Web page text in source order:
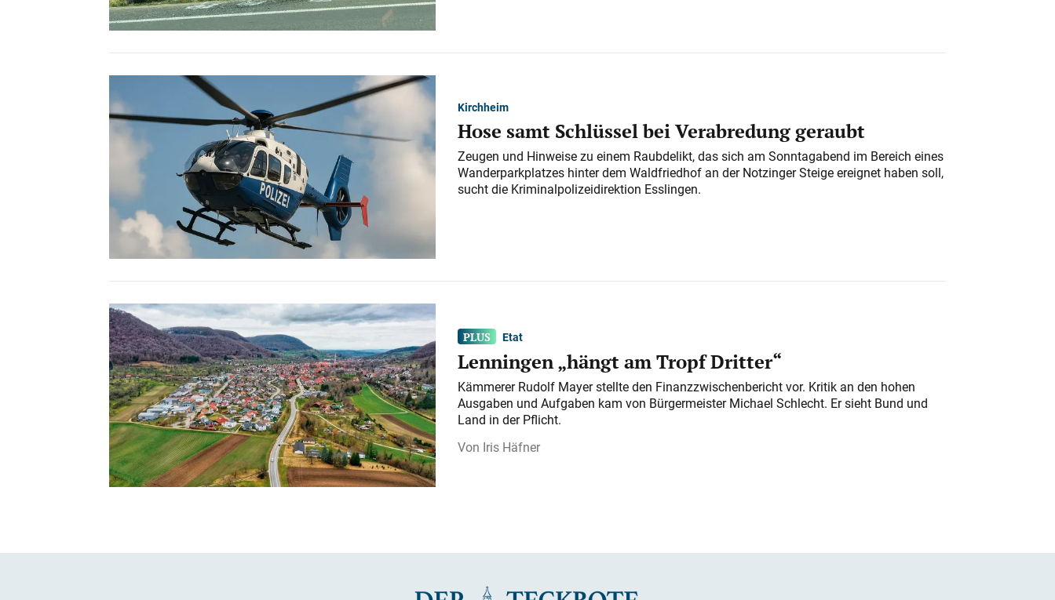
Kirchheim
Hose samt Schlüssel bei Verabredung geraubt
Zeugen und Hinweise zu einem Raubdelikt, das sich am Sonntagabend im Bereich eines
Wanderparkplatzes hinter dem Waldfriedhof an der Notzinger Steige ereignet haben soll,
sucht die Kriminalpolizeidirektion Esslingen.
Etat
Lenningen „hängt am Tropf Dritter“
Kämmerer Rudolf Mayer stellte den Finanzzwischenbericht vor. Kritik an den hohen
Ausgaben und Aufgaben kam von Bürgermeister Michael Schlecht. Er sieht Bund und
Land in der Pflicht.
Iris Häfner